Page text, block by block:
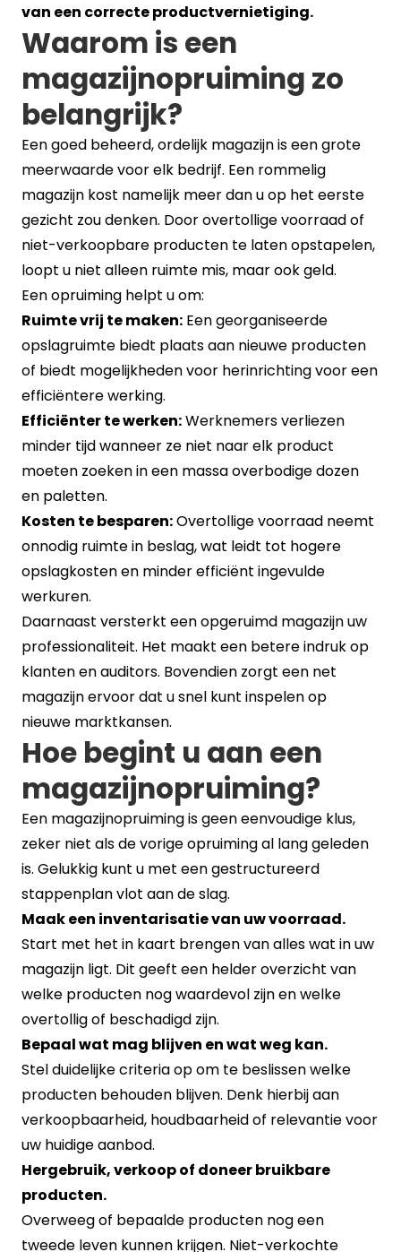
van een correcte productvernietiging.
Waarom is een
magazijnopruiming zo
belangrijk?
Een goed beheerd, ordelijk magazijn is een grote
meerwaarde voor elk bedrijf. Een rommelig
magazijn kost namelijk meer dan u op het eerste
gezicht zou denken. Door overtollige voorraad of
niet-verkoopbare producten te laten opstapelen,
loopt u niet alleen ruimte mis, maar ook geld.
Een opruiming helpt u om:
Ruimte vrij te maken: Een georganiseerde
opslagruimte biedt plaats aan nieuwe producten
of biedt mogelijkheden voor herinrichting voor een
efficiëntere werking.
Efficiënter te werken:Werknemers verliezen
minder tijd wanneer ze niet naar elk product
moeten zoeken in een massa overbodige dozen
en paletten.
Kosten te besparen:Overtollige voorraad neemt
onnodig ruimte in beslag, wat leidt tot hogere
opslagkosten en minder efficiënt ingevulde
werkuren.
Daarnaast versterkt een opgeruimd magazijn uw
professionaliteit. Het maakt een betere indruk op
klanten en auditors. Bovendien zorgt een net
magazijn ervoor dat u snel kunt inspelen op
nieuwe marktkansen.
Hoe begint u aan een
magazijnopruiming?
Een magazijnopruiming is geen eenvoudige klus,
zeker niet als de vorige opruiming al lang geleden
is. Gelukkig kunt u met een gestructureerd
stappenplan vlot aan de slag.
Maak een inventarisatie van uw voorraad.
Start met het in kaart brengen van alles wat in uw
magazijn ligt. Dit geeft een helder overzicht van
welke producten nog waardevol zijn en welke
overtollig of beschadigd zijn.
Bepaal wat mag blijven en wat weg kan.
Stel duidelijke criteria op om te beslissen welke
producten behouden blijven. Denk hierbij aan
verkoopbaarheid, houdbaarheid of relevantie voor
uw huidige aanbod.
Hergebruik, verkoop of doneer bruikbare
producten.
Overweeg of bepaalde producten nog een
tweede leven kunnen krijgen. Niet-verkochte